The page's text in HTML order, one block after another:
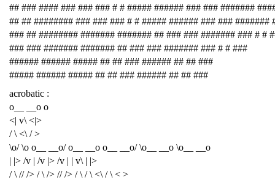
## ### #### ### ### ### # # ##### ###### ### ### #######
## ## ######## ### ### ### # # ##### ###### ### ### #######
### ## ######## ####### ####### ## ### ### ####### ### # #
### ### ####### ####### ## ### ### ####### ### # # ###
###### ###### ##### ## ## ### ###### ## ## ###
##### ###### ##### ## ## ### ###### ## ## ###
acrobatic :
o__ __o o
<| v\ <|>
/ \ <\ / >
\o/ \o o__ __o/ o__ __o o__ __o/ \o__ __o \o__ __o
| |> /v | /v |> /v | | v\ | |>
/ \ // /> / \ /> // /> / \ / \ <\ / \ < >